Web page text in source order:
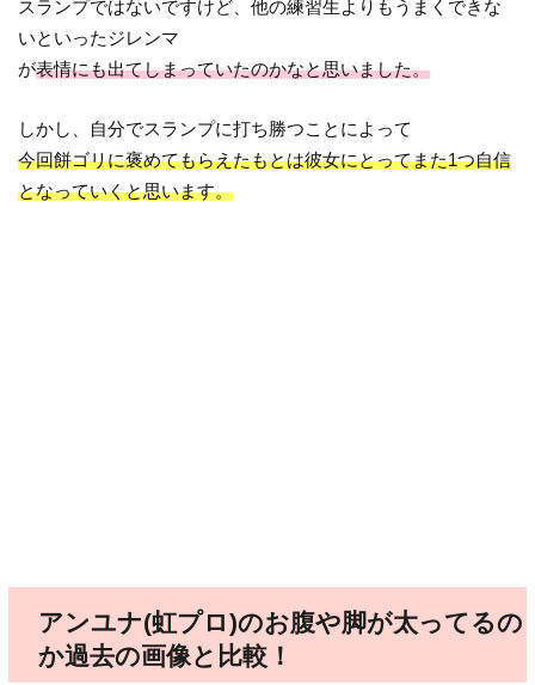
スランプではないですけど、他の練習生よりもうまくできな
いといったジレンマ
が表情にも出てしまっていたのかなと思いました。
しかし、自分でスランプに打ち勝つことによって
今回餅ゴリに褒めてもらえたもとは彼女にとってまた1つ自信
となっていくと思います。
アンユナ(虹プロ)のお腹や脚が太ってるの
か過去の画像と比較！